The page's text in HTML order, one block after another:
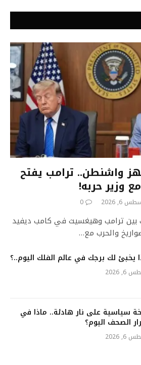
واشنطن.. ترامب يفتح
وزير حربه!
6, 2026
0
ترامب وهيغسيث في كامب ديفيد
والحرب مع…
يخبئ لك برجك في عالم الفلك اليوم..؟
2026
سياسية على نار هادئة.. ماذا في
الصحف اليوم؟
2026